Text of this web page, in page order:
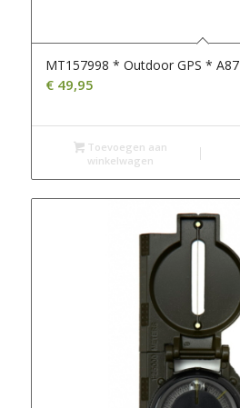
MT157998 * Outdoor GPS * A87
€49,95
Toevoegen aan
winkelwagen